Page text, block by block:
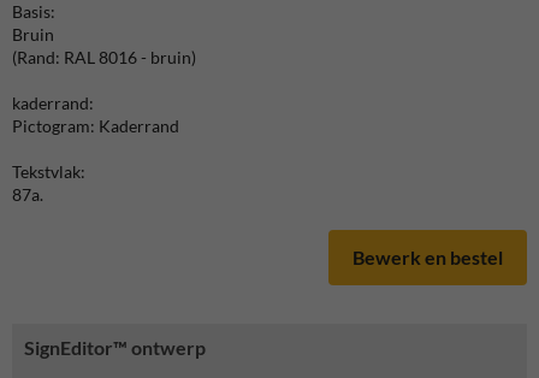
SignEditor™ ontwerp
Basis:
Bruin
(Rand: RAL 8016 - bruin)
kaderrand:
Pictogram: Kaderrand
Tekstvlak:
87a.
Bewerk en bestel